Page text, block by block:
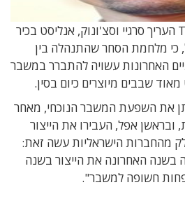
בראיון מיוחד ל-Techtime העריך סרגיי וסצ'ונוק, אנליסט בכיר
כי מלחמת הסחר שהתנהלה בין
האחרונות עשויה להתברר במשבר
שבבים מיוצרים כיום בסין.
את השפעת המשבר הנוכחי, מאחר
ובראשן אפל, העבירו את הייצור
מהחברות הישראליות עשה זאת:
בשנה האחרונה את הייצור בשנה
פחות חשופה למשבר".